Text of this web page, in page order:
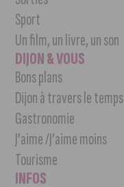
Sport
Un film, un livre, un son
DIJON & VOUS
Bons plans
Dijon à travers le temps
Gastronomie
J’aime /J’aime moins
Tourisme
INFOS